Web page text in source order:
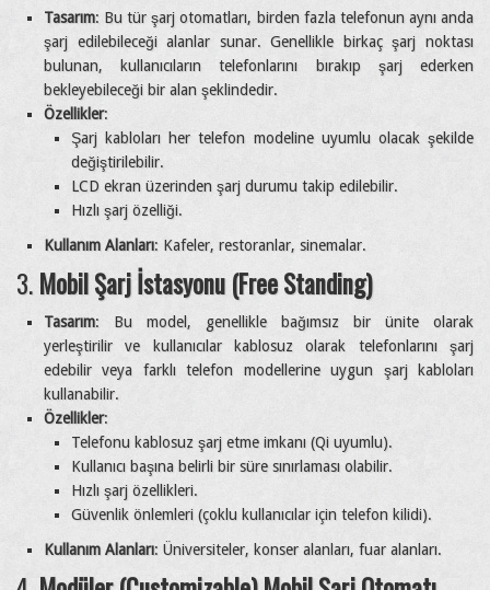
Tasarım: Bu tür şarj otomatları, birden fazla telefonun aynı anda
şarj edilebileceği alanlar sunar. Genellikle birkaç şarj noktası
bulunan, kullanıcıların telefonlarını bırakıp şarj ederken
bekleyebileceği bir alan şeklindedir.
Özellikler:
Şarj kabloları her telefon modeline uyumlu olacak şekilde
değiştirilebilir.
LCD ekran üzerinden şarj durumu takip edilebilir.
Hızlı şarj özelliği.
Kullanım Alanları: Kafeler, restoranlar, sinemalar.
3. Mobil Şarj İstasyonu (Free Standing)
Tasarım: Bu model, genellikle bağımsız bir ünite olarak
yerleştirilir ve kullanıcılar kablosuz olarak telefonlarını şarj
edebilir veya farklı telefon modellerine uygun şarj kabloları
kullanabilir.
Özellikler:
Telefonu kablosuz şarj etme imkanı (Qi uyumlu).
Kullanıcı başına belirli bir süre sınırlaması olabilir.
Hızlı şarj özellikleri.
Güvenlik önlemleri (çoklu kullanıcılar için telefon kilidi).
Kullanım Alanları: Üniversiteler, konser alanları, fuar alanları.